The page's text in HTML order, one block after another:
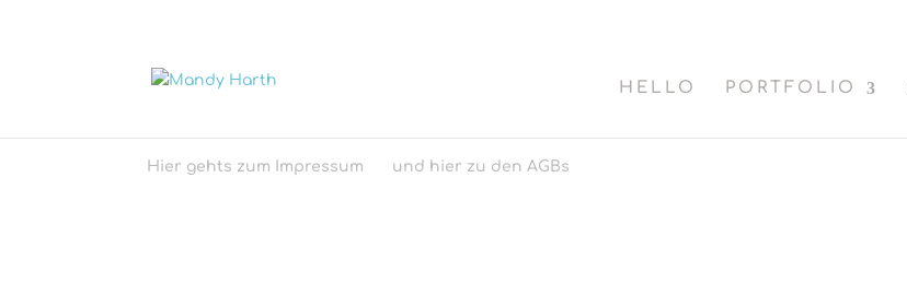
HELLO PORTFOLIO
Hier gehts zum Impressum und hier zu den AGBs